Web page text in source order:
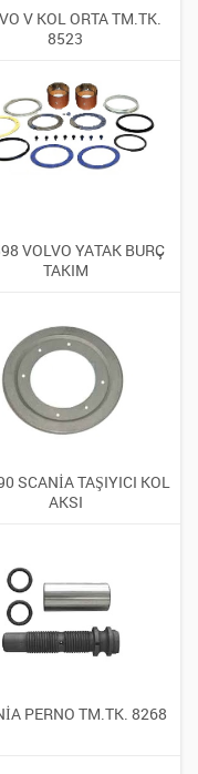
V KOL ORTA TM.TK.
8523
VOLVO YATAK BURÇ
TAKIM
SCANİA TAŞIYICI KOL
AKSI
PERNO TM.TK. 8268